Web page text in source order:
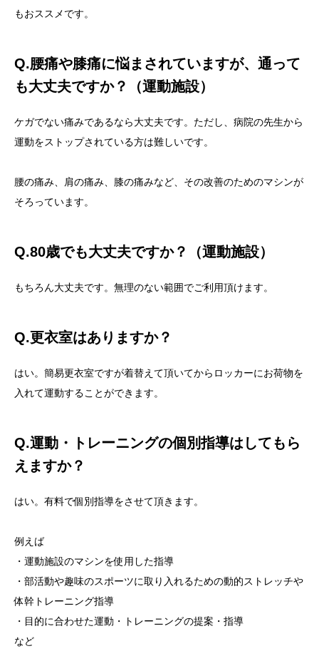
もおススメです。
Q.腰痛や膝痛に悩まされていますが、通って
も大丈夫ですか？（運動施設）
ケガでない痛みであるなら大丈夫です。ただし、病院の先生から
運動をストップされている方は難しいです。
腰の痛み、肩の痛み、膝の痛みなど、その改善のためのマシンが
そろっています。
Q.80歳でも大丈夫ですか？（運動施設）
もちろん大丈夫です。無理のない範囲でご利用頂けます。
Q.更衣室はありますか？
はい。簡易更衣室ですが着替えて頂いてからロッカーにお荷物を
入れて運動することができます。
Q.運動・トレーニングの個別指導はしてもら
えますか？
はい。有料で個別指導をさせて頂きます。
例えば
・運動施設のマシンを使用した指導
・部活動や趣味のスポーツに取り入れるための動的ストレッチや
体幹トレーニング指導
・目的に合わせた運動・トレーニングの提案・指導
など